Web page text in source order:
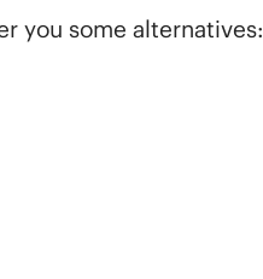
you some alternatives: